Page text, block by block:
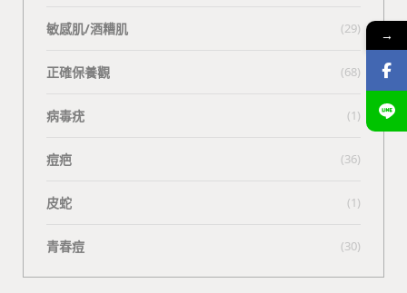
敏感肌/酒糟肌 (29)
正確保養觀 (68)
病毒疣 (1)
痘疤 (36)
皮蛇 (1)
青春痘 (30)
→